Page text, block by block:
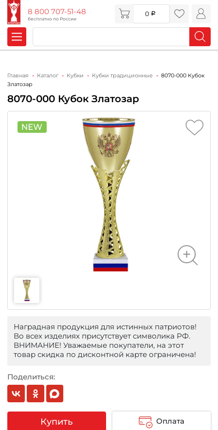
8 800 707-51-48
бесплатно по России
0
Главная Каталог Кубки Кубки традиционные
8070-000 Кубок
Златозар
8070-000 Кубок Златозар
Наградная продукция для истинных патриотов!
Во всех изделиях присутствует символика РФ.
ВНИМАНИЕ! Уважаемые покупатели, на этот
товар скидка по дисконтной карте ограничена!
Поделиться:
Купить Оплата